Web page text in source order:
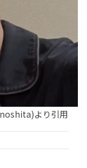
より引用